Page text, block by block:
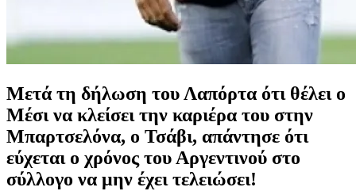
Μετά τη δήλωση του Λαπόρτα ότι θέλει ο
Μέσι να κλείσει την καριέρα του στην
Μπαρτσελόνα, ο Τσάβι, απάντησε ότι
εύχεται ο χρόνος του Αργεντινού στο
σύλλογο να μην έχει τελειώσει!